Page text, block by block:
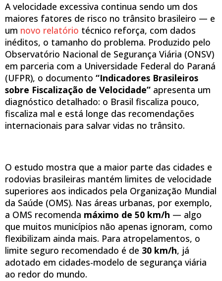
A velocidade excessiva continua sendo um dos
maiores fatores de risco no trânsito brasileiro — e
um novo relatório técnico reforça, com dados
inéditos, o tamanho do problema. Produzido pelo
Observatório Nacional de Segurança Viária (ONSV)
em parceria com a Universidade Federal do Paraná
(UFPR), o documento “Indicadores Brasileiros
sobre Fiscalização de Velocidade” apresenta um
diagnóstico detalhado: o Brasil fiscaliza pouco,
fiscaliza mal e está longe das recomendações
internacionais para salvar vidas no trânsito.
O estudo mostra que a maior parte das cidades e
rodovias brasileiras mantém limites de velocidade
superiores aos indicados pela Organização Mundial
da Saúde (OMS). Nas áreas urbanas, por exemplo,
a OMS recomenda máximo de 50 km/h — algo
que muitos municípios não apenas ignoram, como
flexibilizam ainda mais. Para atropelamentos, o
limite seguro recomendado é de 30 km/h, já
adotado em cidades-modelo de segurança viária
ao redor do mundo.